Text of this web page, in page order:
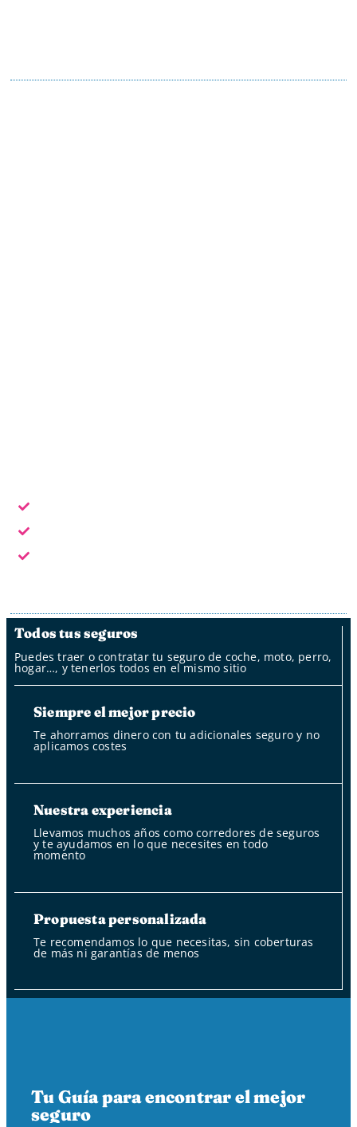
Todos tus seguros
Puedes traer o contratar tu seguro de coche, moto, perro,
hogar…, y tenerlos todos en el mismo sitio
Siempre el mejor precio
Te ahorramos dinero con tu adicionales seguro y no
aplicamos costes
Nuestra experiencia
Llevamos muchos años como corredores de seguros
y te ayudamos en lo que necesites en todo
momento
Propuesta personalizada
Te recomendamos lo que necesitas, sin coberturas
de más ni garantías de menos
Tu Guía para encontrar el mejor
seguro